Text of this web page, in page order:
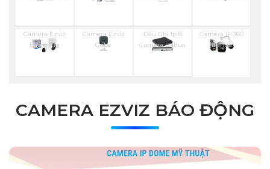
Camera Ezviz
Báo Động
Camera Ezviz
Cube
Đầu Ghi Ip 8
Camera Dahua
Camera IP 360
Dahua
CAMERA EZVIZ BÁO ĐỘNG